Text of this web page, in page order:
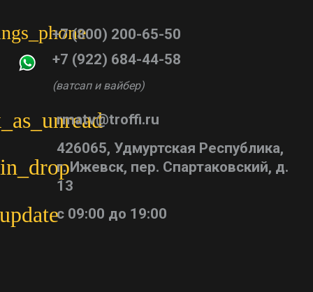
+7 (800) 200-65-50
+7 (922) 684-44-58
(ватсап и вайбер)
rmatv@troffi.ru
426065, Удмуртская Республика,
г. Ижевск, пер. Спартаковский, д.
13
updateс 09:00 до 19:00